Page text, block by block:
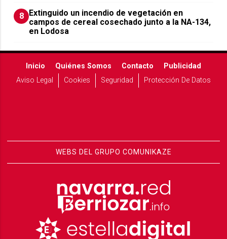
8 Extinguido un incendio de vegetación en
campos de cereal cosechado junto a la NA-134,
en Lodosa
Inicio Quiénes Somos Contacto
Publicidad
Aviso Legal
Cookies Seguridad Protección De Datos
WEBS DEL GRUPO COMUNIKAZE